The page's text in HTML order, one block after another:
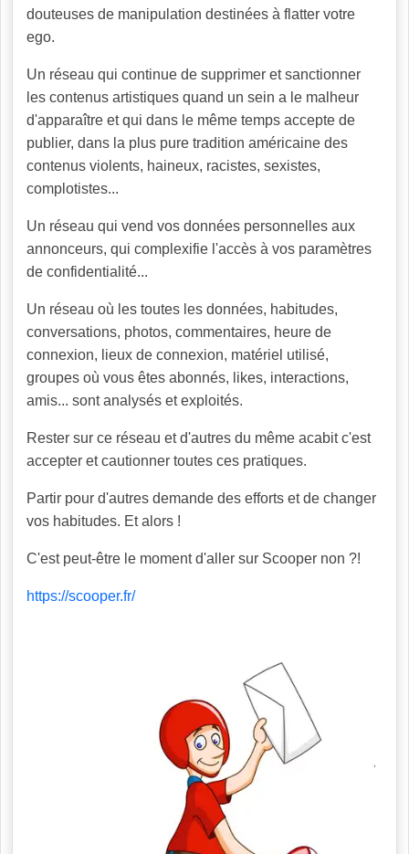
douteuses de manipulation destinées à flatter votre
ego.
Un réseau qui continue de supprimer et sanctionner
les contenus artistiques quand un sein a le malheur
d'apparaître et qui dans le même temps accepte de
publier, dans la plus pure tradition américaine des
contenus violents, haineux, racistes, sexistes,
complotistes...
Un réseau qui vend vos données personnelles aux
annonceurs, qui complexifie l'accès à vos paramètres
de confidentialité...
Un réseau où les toutes les données, habitudes,
conversations, photos, commentaires, heure de
connexion, lieux de connexion, matériel utilisé,
groupes où vous êtes abonnés, likes, interactions,
amis... sont analysés et exploités.
Rester sur ce réseau et d'autres du même acabit c'est
accepter et cautionner toutes ces pratiques.
Partir pour d'autres demande des efforts et de changer
vos habitudes. Et alors !
C'est peut-être le moment d'aller sur Scooper non ?!
https://scooper.fr/